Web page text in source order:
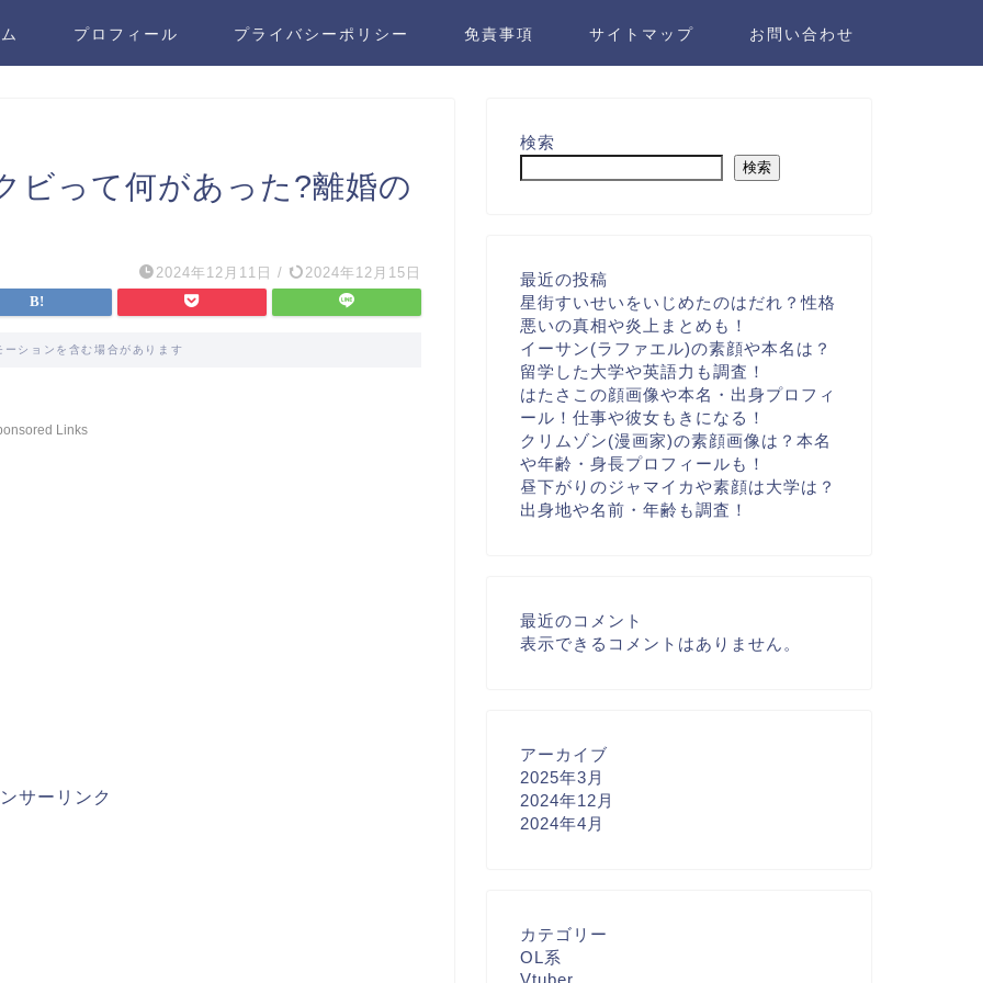
プロフィール プライバシーポリシー 免責事項 サイトマップ お問い合わせ
ビって何があった?離婚の
2024年12月11日 / 2024年12月15日
ーションを含む場合があります
Links
サーリンク
検索
検索
最近の投稿
星街すいせいをいじめたのはだれ？性格
悪いの真相や炎上まとめも！
イーサン(ラファエル)の素顔や本名は？
留学した大学や英語力も調査！
はたさこの顔画像や本名・出身プロフィ
ール！仕事や彼女もきになる！
クリムゾン(漫画家)の素顔画像は？本名
や年齢・身長プロフィールも！
昼下がりのジャマイカや素顔は大学は？
出身地や名前・年齢も調査！
最近のコメント
表示できるコメントはありません。
アーカイブ
2025年3月
2024年12月
2024年4月
カテゴリー
OL系
Vtuber